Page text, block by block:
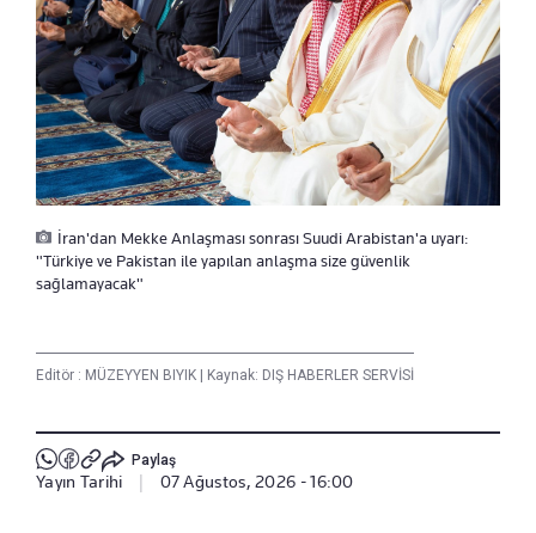
İran'dan Mekke Anlaşması sonrası Suudi Arabistan'a uyarı:
"Türkiye ve Pakistan ile yapılan anlaşma size güvenlik
sağlamayacak"
Editör : MÜZEYYEN BIYIK | Kaynak: DIŞ HABERLER SERVİSİ
Paylaş
Yayın Tarihi 07 Ağustos, 2026 - 16:00